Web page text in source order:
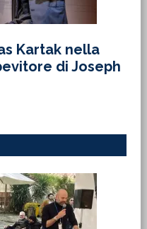
Kartak nella
di Joseph